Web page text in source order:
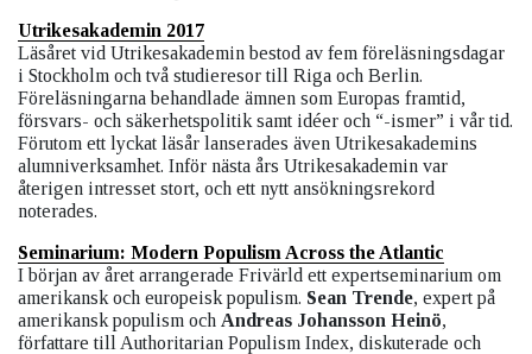
Utrikesakademin 2017
Läsåret vid Utrikesakademin bestod av fem föreläsningsdagar
i Stockholm och två studieresor till Riga och Berlin.
Föreläsningarna behandlade ämnen som Europas framtid,
försvars- och säkerhetspolitik samt idéer och “-ismer” i vår tid.
Förutom ett lyckat läsår lanserades även Utrikesakademins
alumniverksamhet. Inför nästa års Utrikesakademin var
återigen intresset stort, och ett nytt ansökningsrekord
noterades.
Seminarium: Modern Populism Across the Atlantic
I början av året arrangerade Frivärld ett expertseminarium om
amerikansk och europeisk populism. Sean Trende, expert på
amerikansk populism och Andreas Johansson Heinö,
författare till Authoritarian Populism Index, diskuterade och